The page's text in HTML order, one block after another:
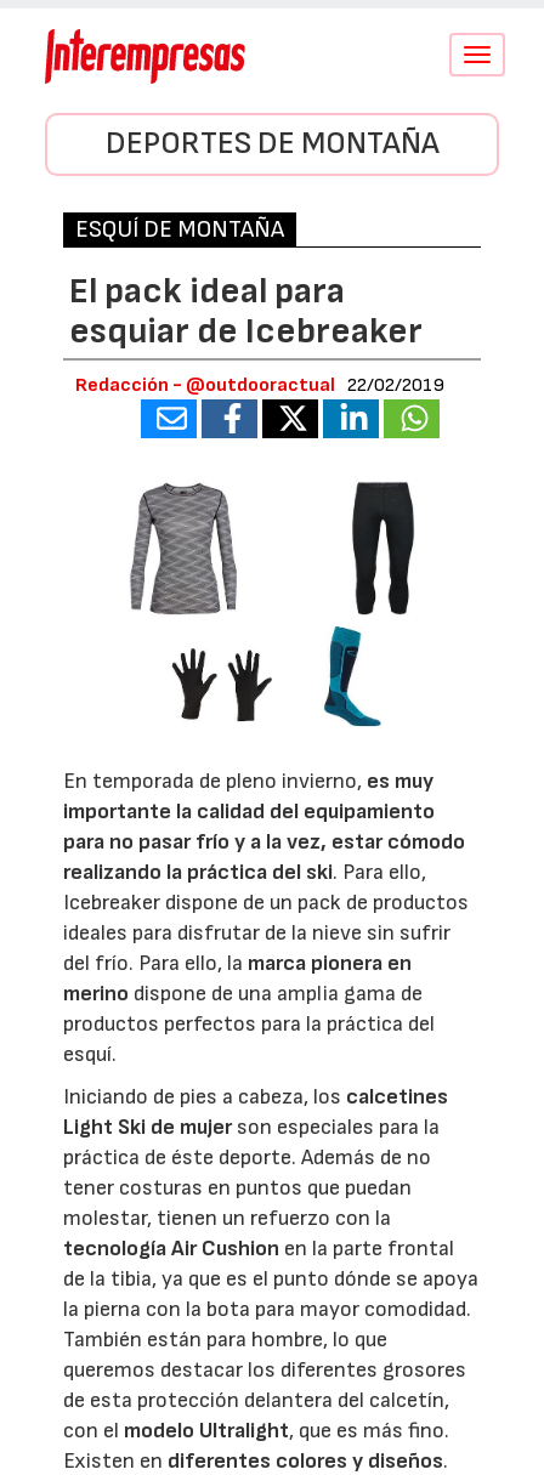
Conmutar
DEPORTES DE MONTAÑA
ESQUÍ DE MONTAÑA
El pack ideal para
esquiar de Icebreaker
Redacción - @outdooractual 22/02/2019
En temporada de pleno invierno, es muy
importante la calidad del equipamiento
para no pasar frío y a la vez, estar cómodo
realizando la práctica del ski. Para ello,
Icebreaker dispone de un pack de productos
ideales para disfrutar de la nieve sin sufrir
del frío. Para ello, la marca pionera en
merino dispone de una amplia gama de
productos perfectos para la práctica del
esquí.
Iniciando de pies a cabeza, los calcetines
Light Ski de mujerson especiales para la
práctica de éste deporte. Además de no
tener costuras en puntos que puedan
molestar, tienen un refuerzo con la
tecnología Air Cushion en la parte frontal
de la tibia, ya que es el punto dónde se apoya
la pierna con la bota para mayor comodidad.
También están para hombre, lo que
queremos destacar los diferentes grosores
de esta protección delantera del calcetín,
con el modelo Ultralight, que es más fino.
Existen en diferentes colores y diseños.